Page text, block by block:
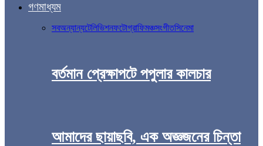
গণমাধ্যম
সবঅন্যান্যটেলিভিশনফটোগ্রাফিমঞ্চসংগীতসিনেমা
বর্তমান প্রেক্ষাপটে পপুলার কালচার
আমাদের ছায়াছবি, এক অজ্ঞজনের চিন্তা